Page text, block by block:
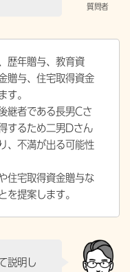
歴年贈与、教育資
贈与、住宅取得資金
す。
継者である長男Cさ
するため二男Dさん
、不満が出る可能性
住宅取得資金贈与な
を提案します。
説明し